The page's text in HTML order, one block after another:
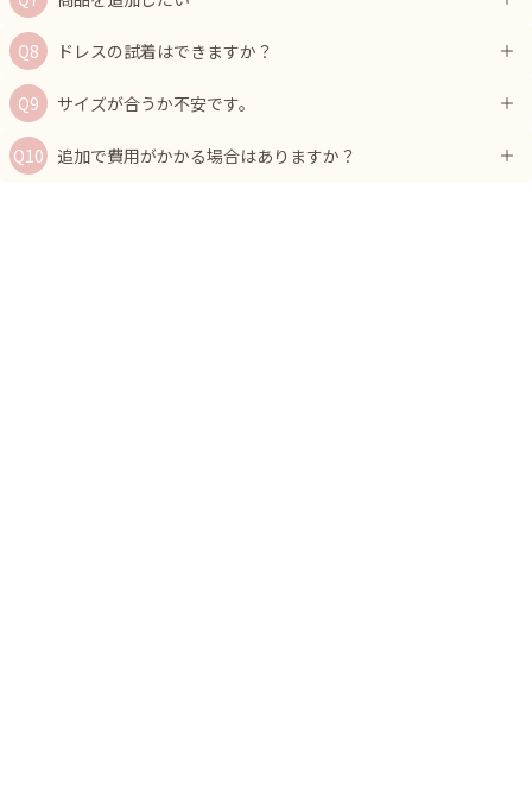
ドレスの試着はできますか？
サイズが合うか不安です。
追加で費用がかかる場合はありますか？